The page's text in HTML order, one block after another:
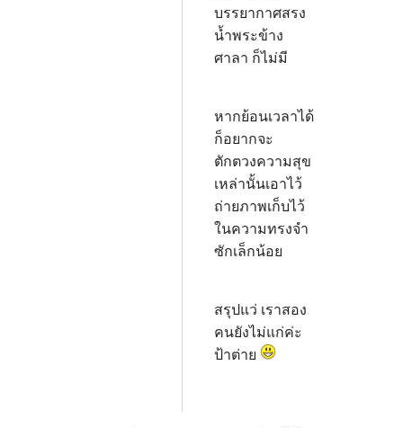
บรรยากาศสรง
น้ำพระข้าง
ศาลา ก็ไม่มี
หากย้อนเวลาได้
ก็อยากจะ
ตักตวงความสุข
เหล่านั้นเอาไว้
ถ่ายภาพเก็บไว้
ในความทรงจำ
ซักเล็กน้อย
สรุปแว่ เราสอง
คนยังไม่แก่ค่ะ
ป้าต่าย